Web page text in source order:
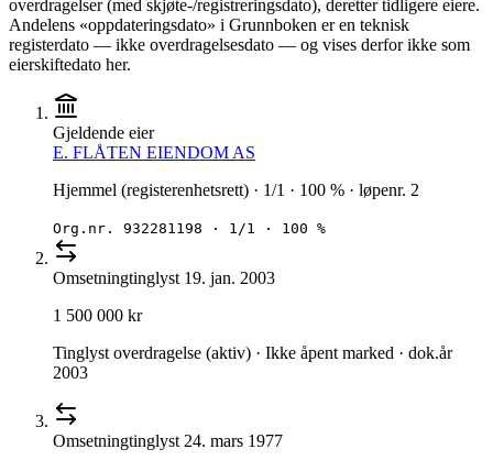
overdragelser (med skjøte-/registreringsdato), deretter tidligere eiere.
Andelens «oppdateringsdato» i Grunnboken er en teknisk
registerdato — ikke overdragelsesdato — og vises derfor ikke som
eierskiftedato her.
Gjeldende eier
E. FLÅTEN EIENDOM AS
Hjemmel (registerenhetsrett) · 1/1 · 100 % · løpenr. 2
Org.nr. 932281198 · 1/1 · 100 %
Omsetningtinglyst 19. jan. 2003
1 500 000 kr
Tinglyst overdragelse (aktiv) · Ikke åpent marked · dok.år
2003
Omsetningtinglyst 24. mars 1977